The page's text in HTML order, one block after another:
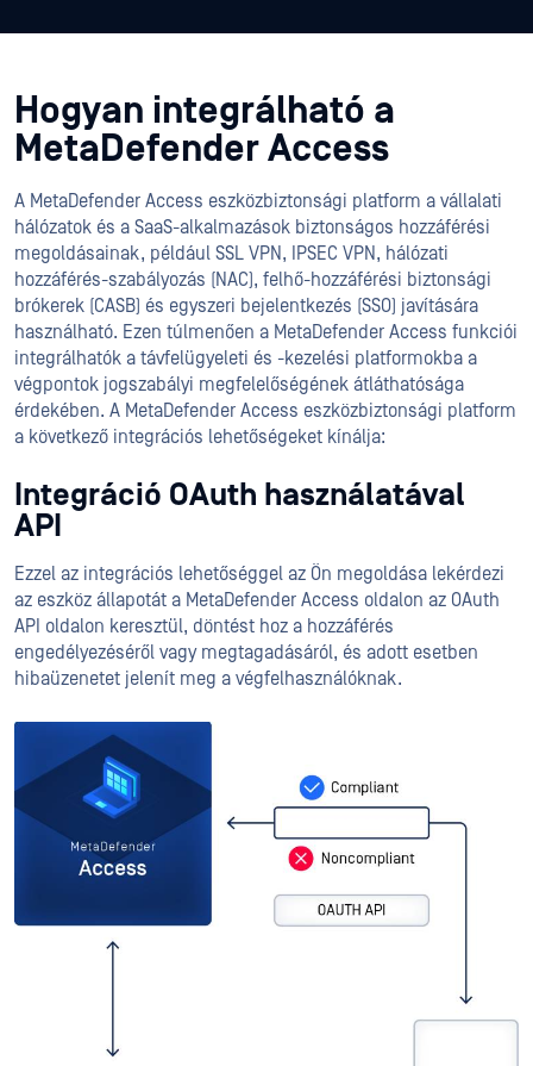
Hogyan integrálható a
MetaDefender Access
A MetaDefender Access eszközbiztonsági platform a vállalati
hálózatok és a SaaS-alkalmazások biztonságos hozzáférési
megoldásainak, például SSL VPN, IPSEC VPN, hálózati
hozzáférés-szabályozás (NAC), felhő-hozzáférési biztonsági
brókerek (CASB) és egyszeri bejelentkezés (SSO) javítására
használható. Ezen túlmenően a MetaDefender Access funkciói
integrálhatók a távfelügyeleti és -kezelési platformokba a
végpontok jogszabályi megfelelőségének átláthatósága
érdekében. A MetaDefender Access eszközbiztonsági platform
a következő integrációs lehetőségeket kínálja:
Integráció OAuth használatával
API
Ezzel az integrációs lehetőséggel az Ön megoldása lekérdezi
az eszköz állapotát a MetaDefender Access oldalon az OAuth
API oldalon keresztül, döntést hoz a hozzáférés
engedélyezéséről vagy megtagadásáról, és adott esetben
hibaüzenetet jelenít meg a végfelhasználóknak.